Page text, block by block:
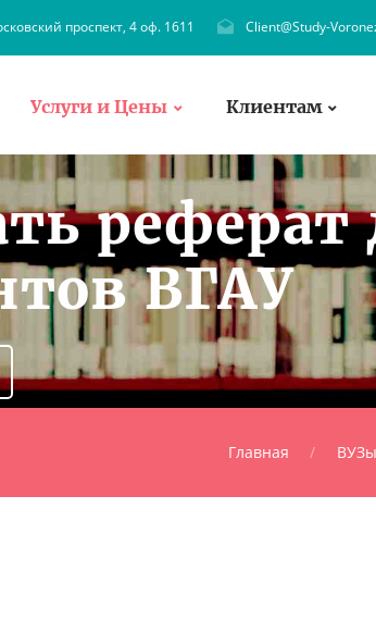
проспект, 4 оф. 1611 Client@Study-
Услуги и Цены Клиентам
реферат
ВГАУ
Главная